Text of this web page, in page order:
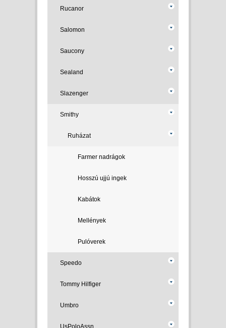
Rucanor
Salomon
Saucony
Sealand
Slazenger
Smithy
Ruházat
Farmer nadrágok
Hosszú ujjú ingek
Kabátok
Mellények
Pulóverek
Speedo
Tommy Hilfiger
Umbro
UsPoloAssn